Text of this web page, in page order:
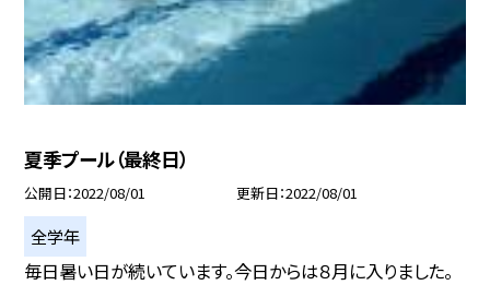
夏季プール（最終日）
公開日 2022/08/01 更新日 2022/08/01
全学年
毎日暑い日が続いています。今日からは８月に入りました。